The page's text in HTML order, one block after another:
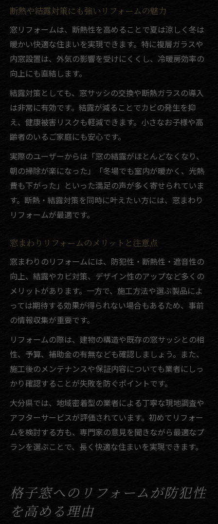
断熱や結露対策にも強いリフォームの魅力
窓リフォームは、断熱性を高めることで夏は涼しく冬は
暖かい快適な住まいを実現できます。特に複層ガラスや
内窓設置は、外気の影響を受けにくくし、冷暖房効率の
向上にも直結します。
結露対策としても、窓サッシの交換や断熱ガラスの導入
は非常に有効です。結露が減ることでカビの発生を抑
え、健康被害リスクも軽減できます。小さなお子様や高
齢者のいるご家庭にも安心です。
実際のユーザーからは「窓の結露がほとんどなくなり、
朝の掃除が楽になった」「冬場でも室内が暖かく、光熱
費も下がった」といった満足の声が多く寄せられていま
す。断熱・結露対策を同時に叶えたい方には、窓まわり
リフォームが最適です。
窓まわりリフォームのメリットと注意点
窓まわりのリフォームには、防犯性・断熱性・遮音性の
向上、結露やカビ対策、デザイン性のアップなど多くの
メリットがあります。一方で、施工方法や選ぶ製品によ
っては期待する効果が得られない場合もあるため、事前
の情報収集が重要です。
リフォームの際は、建物の構造や既存の窓サッシとの相
性、予算、補助金の有無なども確認しましょう。また、
施工後のメンテナンスや保証内容についても業者にしっ
かり確認することが失敗を防ぐポイントです。
大分県では、地域密着型の業者による丁寧な現地調査や
アフターサービスが評価されています。初めてリフォー
ムを検討する方も、専門家の意見を聞きながら最適なプ
ランを選ぶことで、長く快適な住まいを実現できます。
格子窓へのリフォームが防犯性
を高める理由